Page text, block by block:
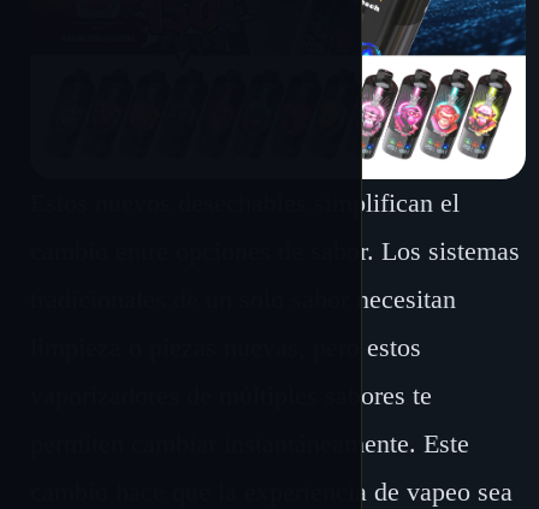
Estos nuevos desechables simplifican el
cambio entre opciones de sabor. Los sistemas
tradicionales de un solo sabor necesitan
limpieza o piezas nuevas, pero estos
vaporizadores de múltiples sabores te
permiten cambiar instantáneamente. Este
cambio hace que la experiencia de vapeo sea